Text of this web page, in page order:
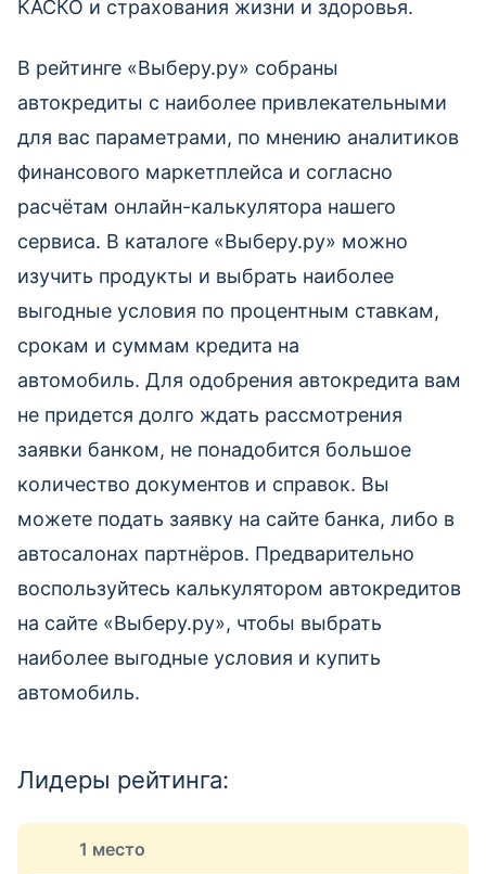
КАСКО и страхования жизни и здоровья.
В рейтинге «Выберу.ру» собраны
автокредиты с наиболее привлекательными
для вас параметрами, по мнению аналитиков
финансового маркетплейса и согласно
расчётам онлайн-калькулятора нашего
сервиса. В каталоге «Выберу.ру» можно
изучить продукты и выбрать наиболее
выгодные условия по процентным ставкам,
срокам и суммам кредита на
автомобиль. Для одобрения автокредита вам
не придется долго ждать рассмотрения
заявки банком, не понадобится большое
количество документов и справок. Вы
можете подать заявку на сайте банка, либо в
автосалонах партнёров. Предварительно
воспользуйтесь калькулятором автокредитов
на сайте «Выберу.ру», чтобы выбрать
наиболее выгодные условия и купить
автомобиль.
Лидеры рейтинга:
1 место